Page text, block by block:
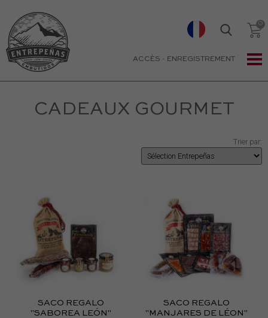
ACCÈS - ENREGISTREMENT
CADEAUX GOURMET
Trier par:
SACO REGALO
"SABOREA LEÓN"
SACO REGALO
"MANJARES DE LÉON"